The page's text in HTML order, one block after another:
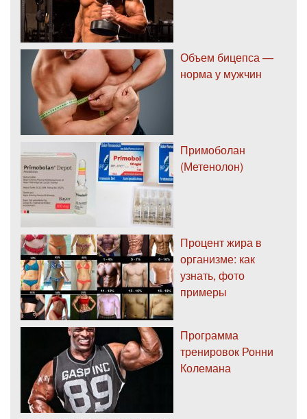
Объем бицепса —
норма у мужчин
Примоболан
(Метенолон)
Процент жира в
организме: как
узнать, фото
примеры
Программа
тренировок Ронни
Колемана